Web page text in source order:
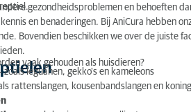
bij reptielen
goede leefomgeving en voorkom
gezondheidsproblemen en behoeften
en benaderingen. Bij AniCura hebben
Bovendien beschikken we over de juiste
vaak gehouden als huisdieren?
zoals leguanen, gekko's en kameleons
rattenslangen, kousenbandslangen en